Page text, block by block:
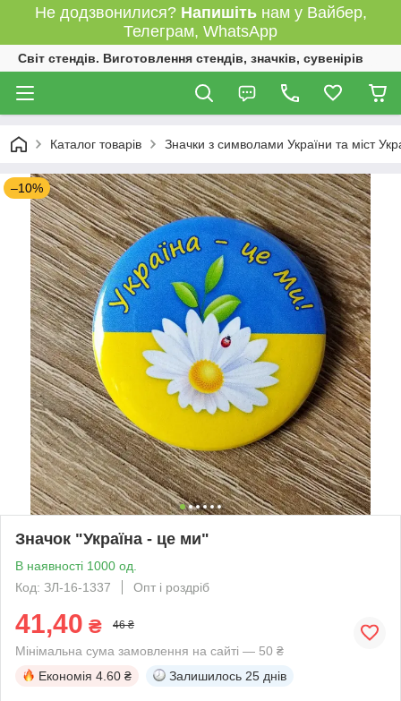
Не додзвонилися? Напишітьнам у Вайбер,
Телеграм, WhatsApp
Світ стендів. Виготовлення стендів, значків, сувенірів
Каталог товарів Значки з символами України та міст
–10%
Значок "Україна - це ми"
В наявності 1000 од.
Код: ЗЛ-16-1337
Опт і роздріб
41,40 ₴ 46 ₴
Мінімальна сума замовлення на сайті — 50 ₴
Економія 4.60 ₴ Залишилось 25 днів